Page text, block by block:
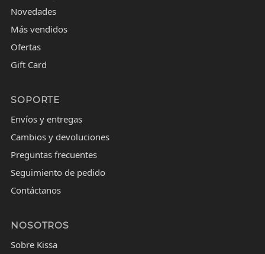
Novedades
Más vendidos
Ofertas
Gift Card
SOPORTE
Envíos y entregas
Cambios y devoluciones
Preguntas frecuentes
Seguimiento de pedido
Contáctanos
NOSOTROS
Sobre Kissa